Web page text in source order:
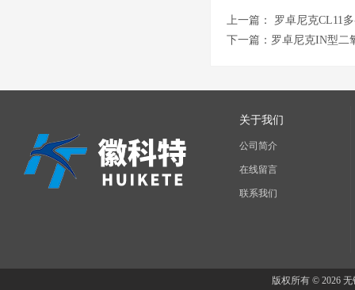
上一篇： 罗卓尼克CL11
下一篇： 罗卓尼克IN型二
关于我们
公司简介
在线留言
联系我们
版权所有 © 2026